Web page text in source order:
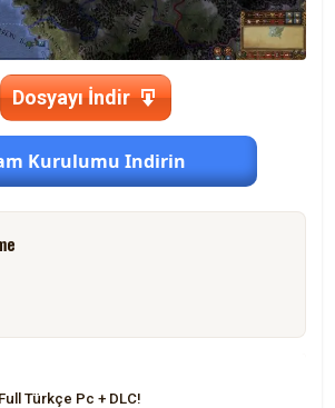
Dosyayı İndir
Kurulumu Indirin
Türkçe Pc + DLC!